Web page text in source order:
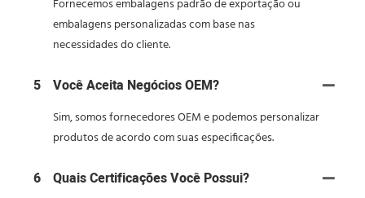
Fornecemos embalagens padrão de exportação ou
embalagens personalizadas com base nas
necessidades do cliente.
5 Você Aceita Negócios OEM?
Sim, somos fornecedores OEM e podemos personalizar
produtos de acordo com suas especificações.
6 Quais Certificações Você Possui?